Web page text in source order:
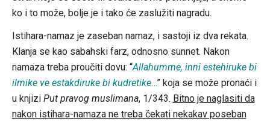
ko i to može, bolje je i tako će zaslužiti nagradu.
Istihara-namaz je zaseban namaz, i sastoji iz dva rekata.
Klanja se kao sabahski farz, odnosno sunnet. Nakon
namaza treba proučiti dovu: “Allahumme, inni estehiruke bi
ilmike ve estakdiruke bi kudretike…” koja se može pronaći i
u knjizi Put pravog muslimana, 1/343. Bitno je naglasiti da
nakon istihara-namaza ne treba čekati nekakav poseban